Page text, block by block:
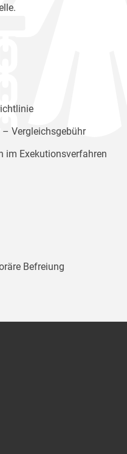
– Vergleichsgebühr
im Exekutionsverfahren
Befreiung